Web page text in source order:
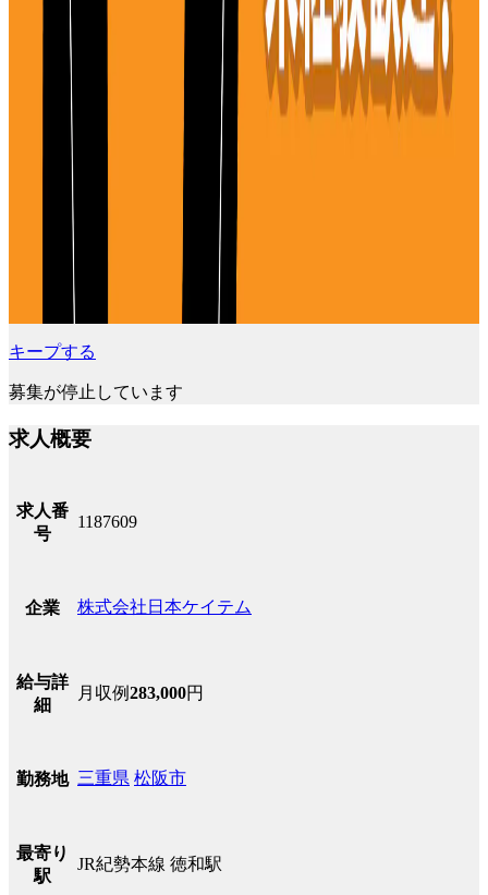
キープする
募集が停止しています
求人概要
求人番
号
1187609
企業 株式会社日本ケイテム
給与詳
細
月収例283,000円
勤務地 三重県 松阪市
最寄り
駅
JR紀勢本線 徳和駅